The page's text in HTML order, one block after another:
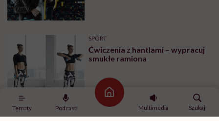
Tematy Podcast
Strona główna
Multimedia
Szukaj
SPORT
Ćwiczenia z hantlami – wypracuj
smukłe ramiona